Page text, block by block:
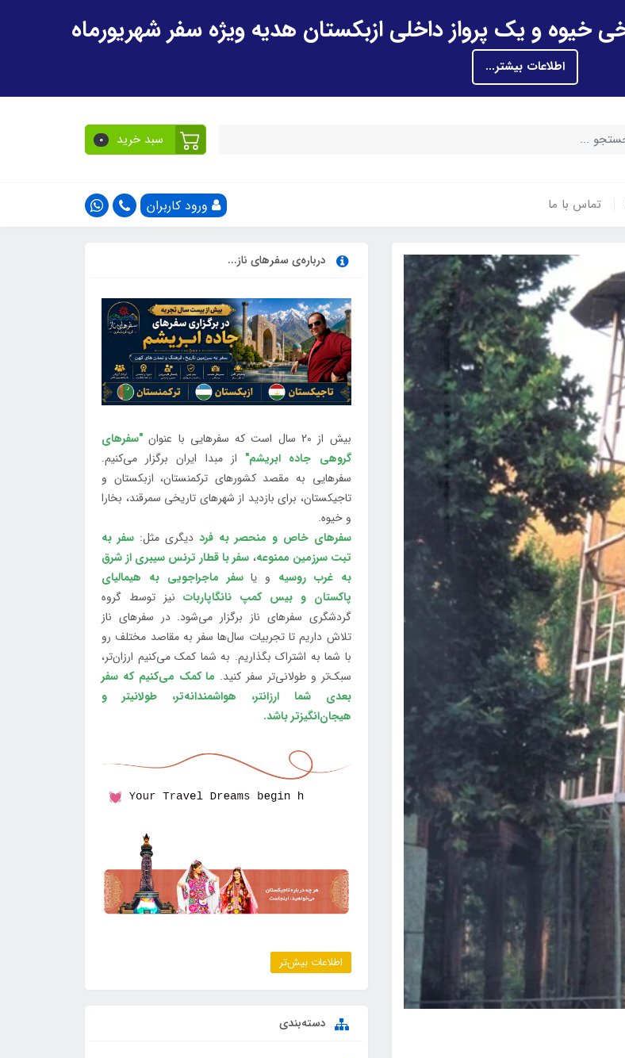
اطلاعات بیشتر...
سبد خرید 0
تماس با ما ورود کاربران
درباره‌ی سفرهای ناز...
بیش از 20 سال است که سفرهایی با عنوان
"سفرهای
گروهی جاده ابریشم" از مبدا ایران برگزار می‌کنیم.
سفرهایی به مقصد کشورهای ترکمنستان، ازبکستان و
تاجیکستان، برای بازدید از شهرهای تاریخی سمرقند، بخارا
و خیوه.
سفرهای خاص و منحصر به فرددیگری مثل:سفر به
تبت سرزمین ممنوعه، سفر با قطار ترنس سیبری از شرق
به غرب روسیه و یاسفر ماجراجویی به هیمالیای
پاکستان و بیس کمپ نانگاپاربات نیز توسط گروه
گردشگری سفرهای ناز برگزار می‌شود. در سفرهای ناز
تلاش داریم تا تجربیات سال‌ها سفر به مقاصد مختلف رو
با شما به اشتراک بگذاریم. به شما کمک می‌کنیم ارزان‌تر،
سبک‌تر و طولانی‌تر سفر کنید. ما کمک می‌کنیم که سفر
بعدی شما ارزانتر، هواشمندانه‌تر، طولانی‎تر و
هیجان‌انگیزتر باشد.
اطلاعات بیش‌تر
دسته‌بندی